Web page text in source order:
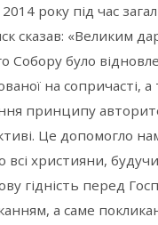
року під час
сказав: «Великим
Собору було
на сопричасті, а
принципу
Це допомогло
всі християни,
гідність перед
а саме